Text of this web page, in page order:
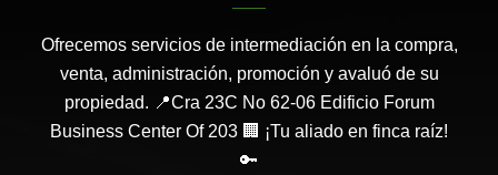
Ofrecemos servicios de intermediación en la compra,
venta, administración, promoción y avaluó de su
propiedad. 📍Cra 23C No 62-06 Edificio Forum
Business Center Of 203 🏢 ¡Tu aliado en finca raíz!
🔑